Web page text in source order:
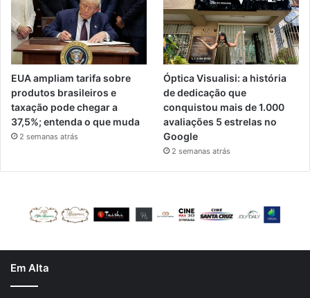
EUA ampliam tarifa sobre
produtos brasileiros e
taxação pode chegar a
37,5%; entenda o que muda
2 semanas atrás
Óptica Visualisi: a história
de dedicação que
conquistou mais de 1.000
avaliações 5 estrelas no
Google
2 semanas atrás
Em Alta